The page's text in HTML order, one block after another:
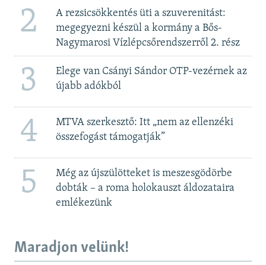
2
A rezsicsökkentés üti a szuverenitást:
megegyezni készül a kormány a Bős-
Nagymarosi Vízlépcsőrendszerről 2. rész
3
Elege van Csányi Sándor OTP-vezérnek az
újabb adókból
4
MTVA szerkesztő: Itt „nem az ellenzéki
összefogást támogatják”
5
Még az újszülötteket is meszesgödörbe
dobták – a roma holokauszt áldozataira
emlékezünk
Maradjon velünk!